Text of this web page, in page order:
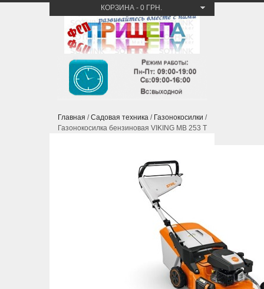
КОРЗИНА - 0 ГРН.
Главная /Садовая техника/ Газонокосилки /
Газонокосилка бензиновая VIKING MB 253 T